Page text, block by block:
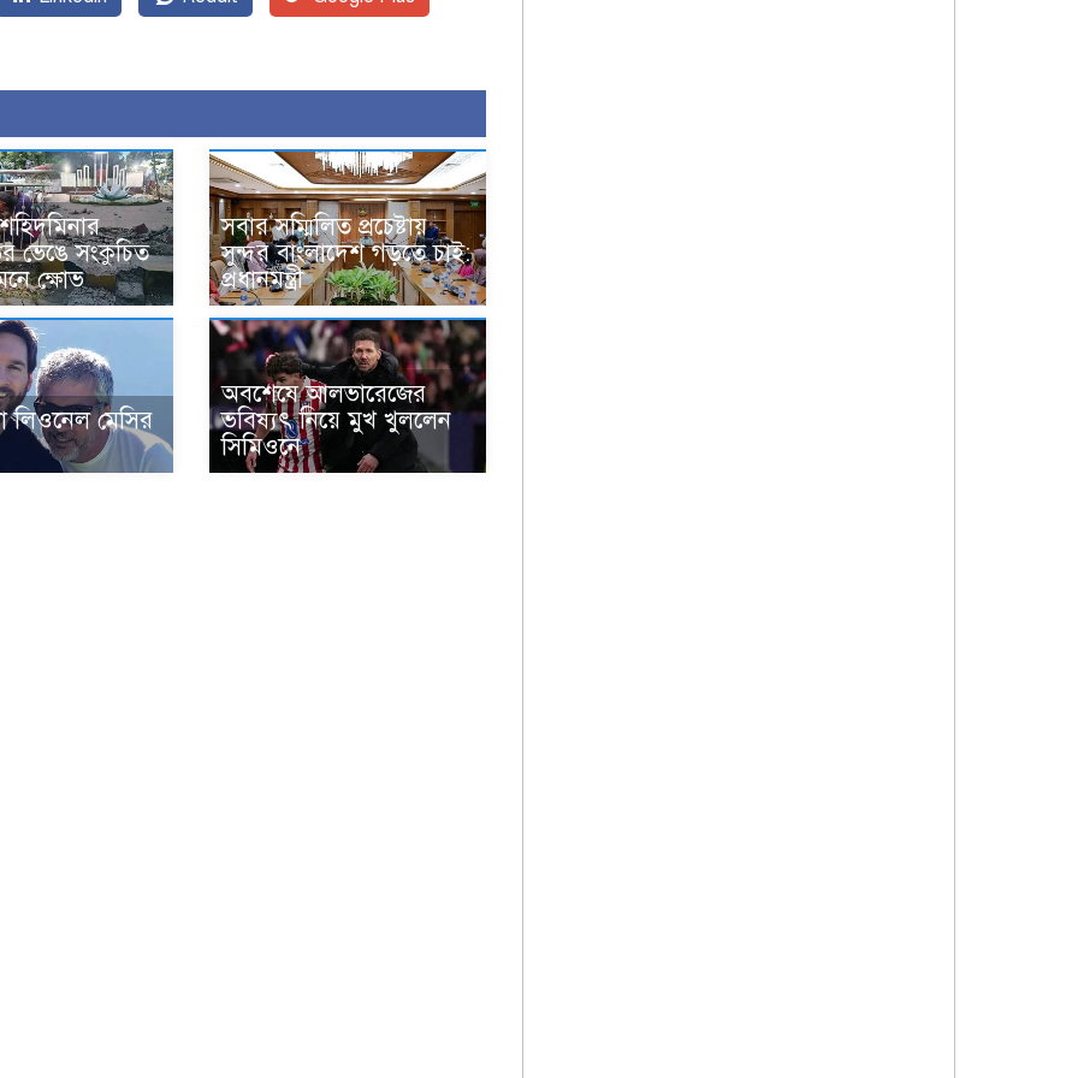
ভেঙে সংকুচিত
ক্ষোভ
সবার সম্মিলিত প্রচেষ্টায়
সুন্দর বাংলাদেশ গড়তে চাই:
প্রধানমন্ত্রী
লিওনেল মেসির
অবশেষে আলভারেজের
ভবিষ্যৎ নিয়ে মুখ খুললেন
সিমিওনে